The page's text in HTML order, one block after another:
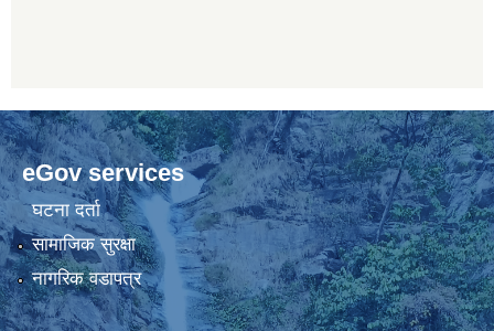
eGov services
घटना दर्ता
सामाजिक सुरक्षा
नागरिक वडापत्र